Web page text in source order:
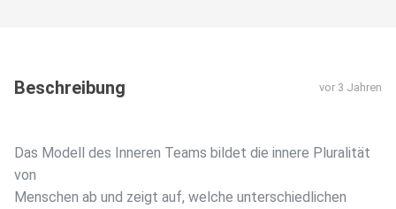
Beschreibung vor 3 Jahren
Das Modell des Inneren Teams bildet die innere Pluralität
von
Menschen ab und zeigt auf, welche unterschiedlichen